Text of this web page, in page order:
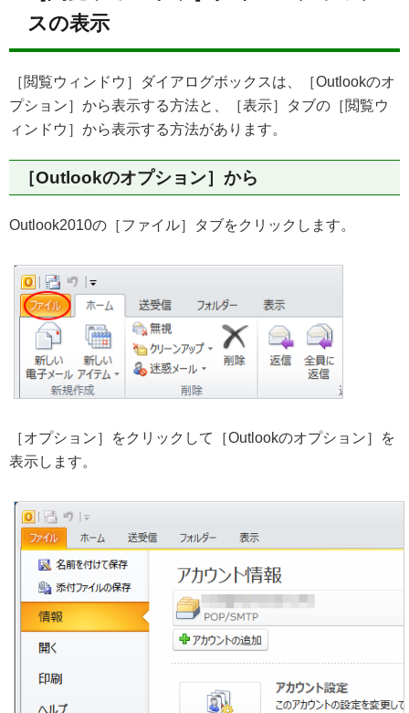
スの表示
［閲覧ウィンドウ］ダイアログボックスは、［Outlookのオ
プション］から表示する方法と、［表示］タブの［閲覧ウ
ィンドウ］から表示する方法があります。
［Outlookのオプション］から
Outlook2010の［ファイル］タブをクリックします。
［オプション］をクリックして［Outlookのオプション］を
表示します。